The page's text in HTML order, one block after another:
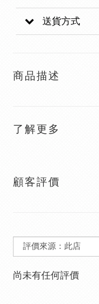
送貨方式
商品描述
了解更多
顧客評價
尚未有任何評價